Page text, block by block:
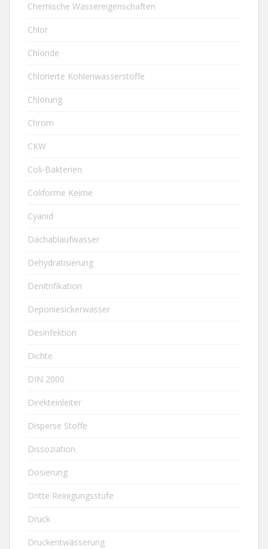
Chemische Wassereigenschaften
Chlor
Chloride
Chlorierte Kohlenwasserstoffe
Chlorung
Chrom
CKW
Coli-Bakterien
Coliforme Keime
Cyanid
Dachablaufwasser
Dehydratisierung
Denitrifikation
Deponiesickerwasser
Desinfektion
Dichte
DIN 2000
Direkteinleiter
Disperse Stoffe
Dissoziation
Dosierung
Dritte Reinigungsstufe
Druck
Druckentwässerung